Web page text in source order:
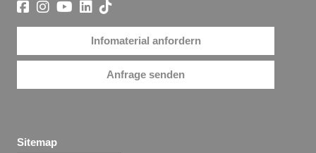
Infomaterial anfordern
Anfrage senden
Sitemap